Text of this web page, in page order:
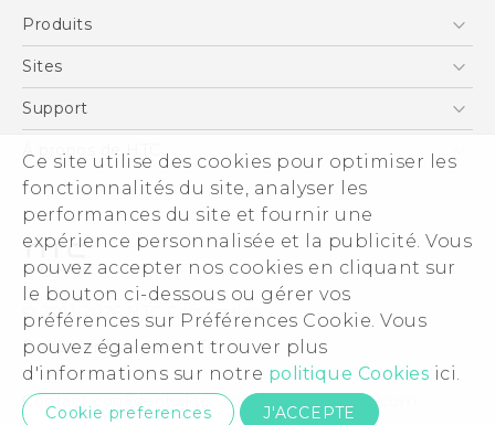
Ce site utilise des cookies pour optimiser les
fonctionnalités du site, analyser les
performances du site et fournir une
expérience personnalisée et la publicité. Vous
pouvez accepter nos cookies en cliquant sur
le bouton ci-dessous ou gérer vos
préférences sur Préférences Cookie. Vous
pouvez également trouver plus
d'informations sur notre politique Cookies ici.
Cookie preferences J'ACCEPTE
English - User manual
Produits
5G
EXODUS
VIVE
VIVEPORT
Sites
HTC Dev
Support
Statut de la commande
Aide à la commande
Politique de garantie
À propos de HTC
ESG
Investisseurs (Anglais)
Sécurité du produit
Politique de confidentialité
Carrières
Security and Privacy Whitepaper
© 2011-2026 HTC Corporation
Documents légaux HTC
Contact confidentialité: Global-Privacy@htc.com